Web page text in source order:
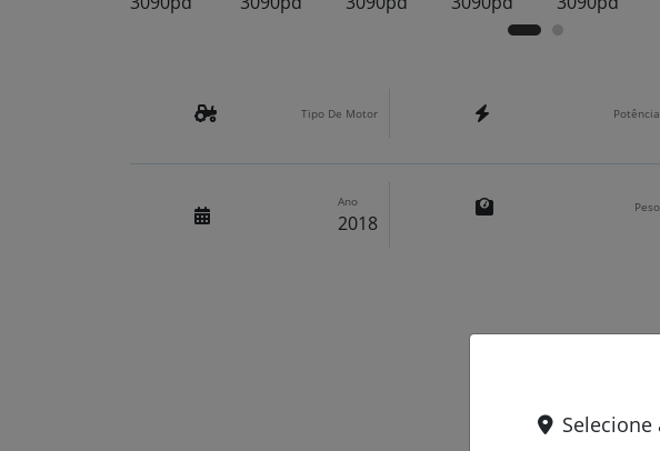
Tipo De Motor Potência
Ano
2018
Peso